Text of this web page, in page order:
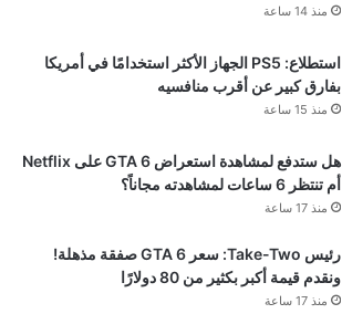
منذ 14 ساعة
استطلاع: PS5 الجهاز الأكثر استخدامًا في أمريكا
بفارق كبير عن أقرب منافسيه
منذ 15 ساعة
هل ستدفع لمشاهدة استعراض GTA 6 على Netflix
أم تنتظر 6 ساعات لمشاهدته مجاناً؟
منذ 17 ساعة
رئيس Take-Two: سعر GTA 6 صفقة مذهلة!
ونقدم قيمة أكبر بكثير من 80 دولارًا
منذ 17 ساعة